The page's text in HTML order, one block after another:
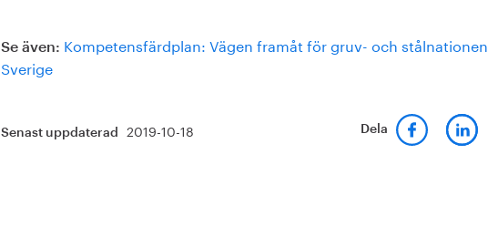
Se även: Kompetensfärdplan: Vägen framåt för gruv- och stålnationen
Sverige
Senast uppdaterad 2019-10-18 Dela